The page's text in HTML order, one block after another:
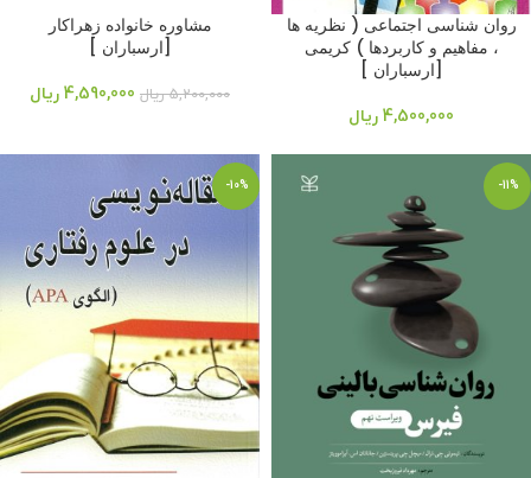
روان شناسی اجتماعی ( نظریه ها
، مفاهیم و کاربردها ) کریمی
[ارسباران ]
4,500,000 ریال
مشاوره خانواده زهراکار
[ارسباران ]
5,200,000 ریال 4,590,000 ریال
-11%
-10%